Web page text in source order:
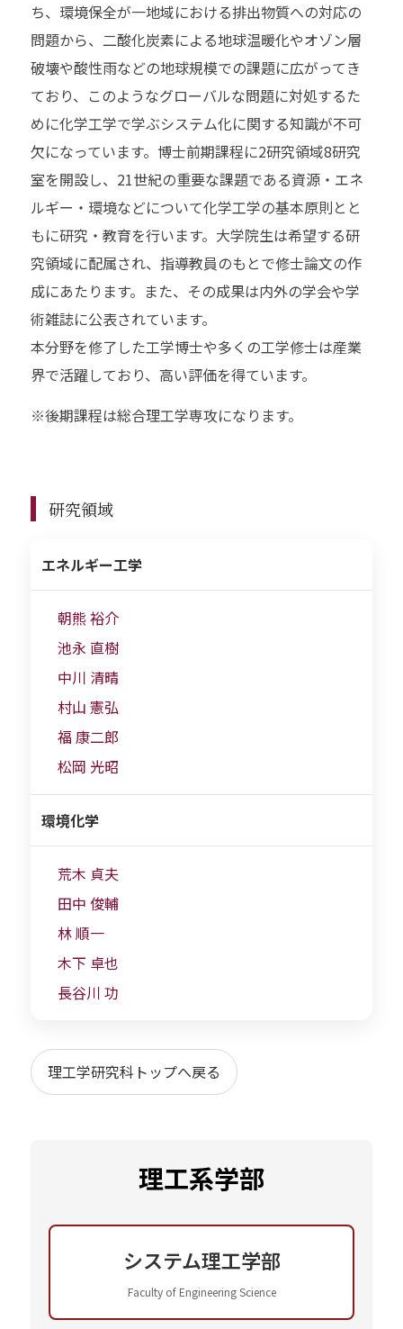
ち、環境保全が一地域における排出物質への対応の
問題から、二酸化炭素による地球温暖化やオゾン層
破壊や酸性雨などの地球規模での課題に広がってき
ており、このようなグローバルな問題に対処するた
めに化学工学で学ぶシステム化に関する知識が不可
欠になっています。博士前期課程に2研究領域8研究
室を開設し、21世紀の重要な課題である資源・エネ
ルギー・環境などについて化学工学の基本原則とと
もに研究・教育を行います。大学院生は希望する研
究領域に配属され、指導教員のもとで修士論文の作
成にあたります。また、その成果は内外の学会や学
術雑誌に公表されています。
本分野を修了した工学博士や多くの工学修士は産業
界で活躍しており、高い評価を得ています。
※後期課程は総合理工学専攻になります。
研究領域
エネルギー工学
朝熊 裕介
池永 直樹
中川 清晴
村山 憲弘
福 康二郎
松岡 光昭
環境化学
荒木 貞夫
田中 俊輔
林 順一
木下 卓也
長谷川 功
理工学研究科トップへ戻る
理工系学部
システム理工学部
Faculty of Engineering Science